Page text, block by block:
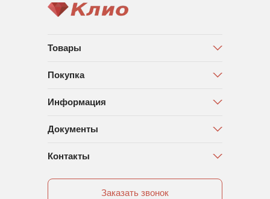
Товары
Покупка
Информация
Документы
Контакты
Заказать звонок